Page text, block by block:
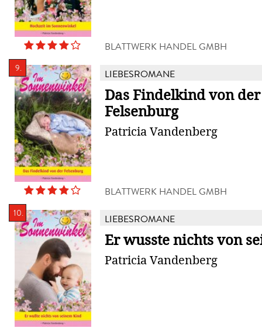
BLATTWERK HANDEL GMBH
9. LIEBESROMANE
Das Findelkind von der
Felsenburg
Patricia Vandenberg
BLATTWERK HANDEL GMBH
10. LIEBESROMANE
Er wusste nichts von
Patricia Vandenberg